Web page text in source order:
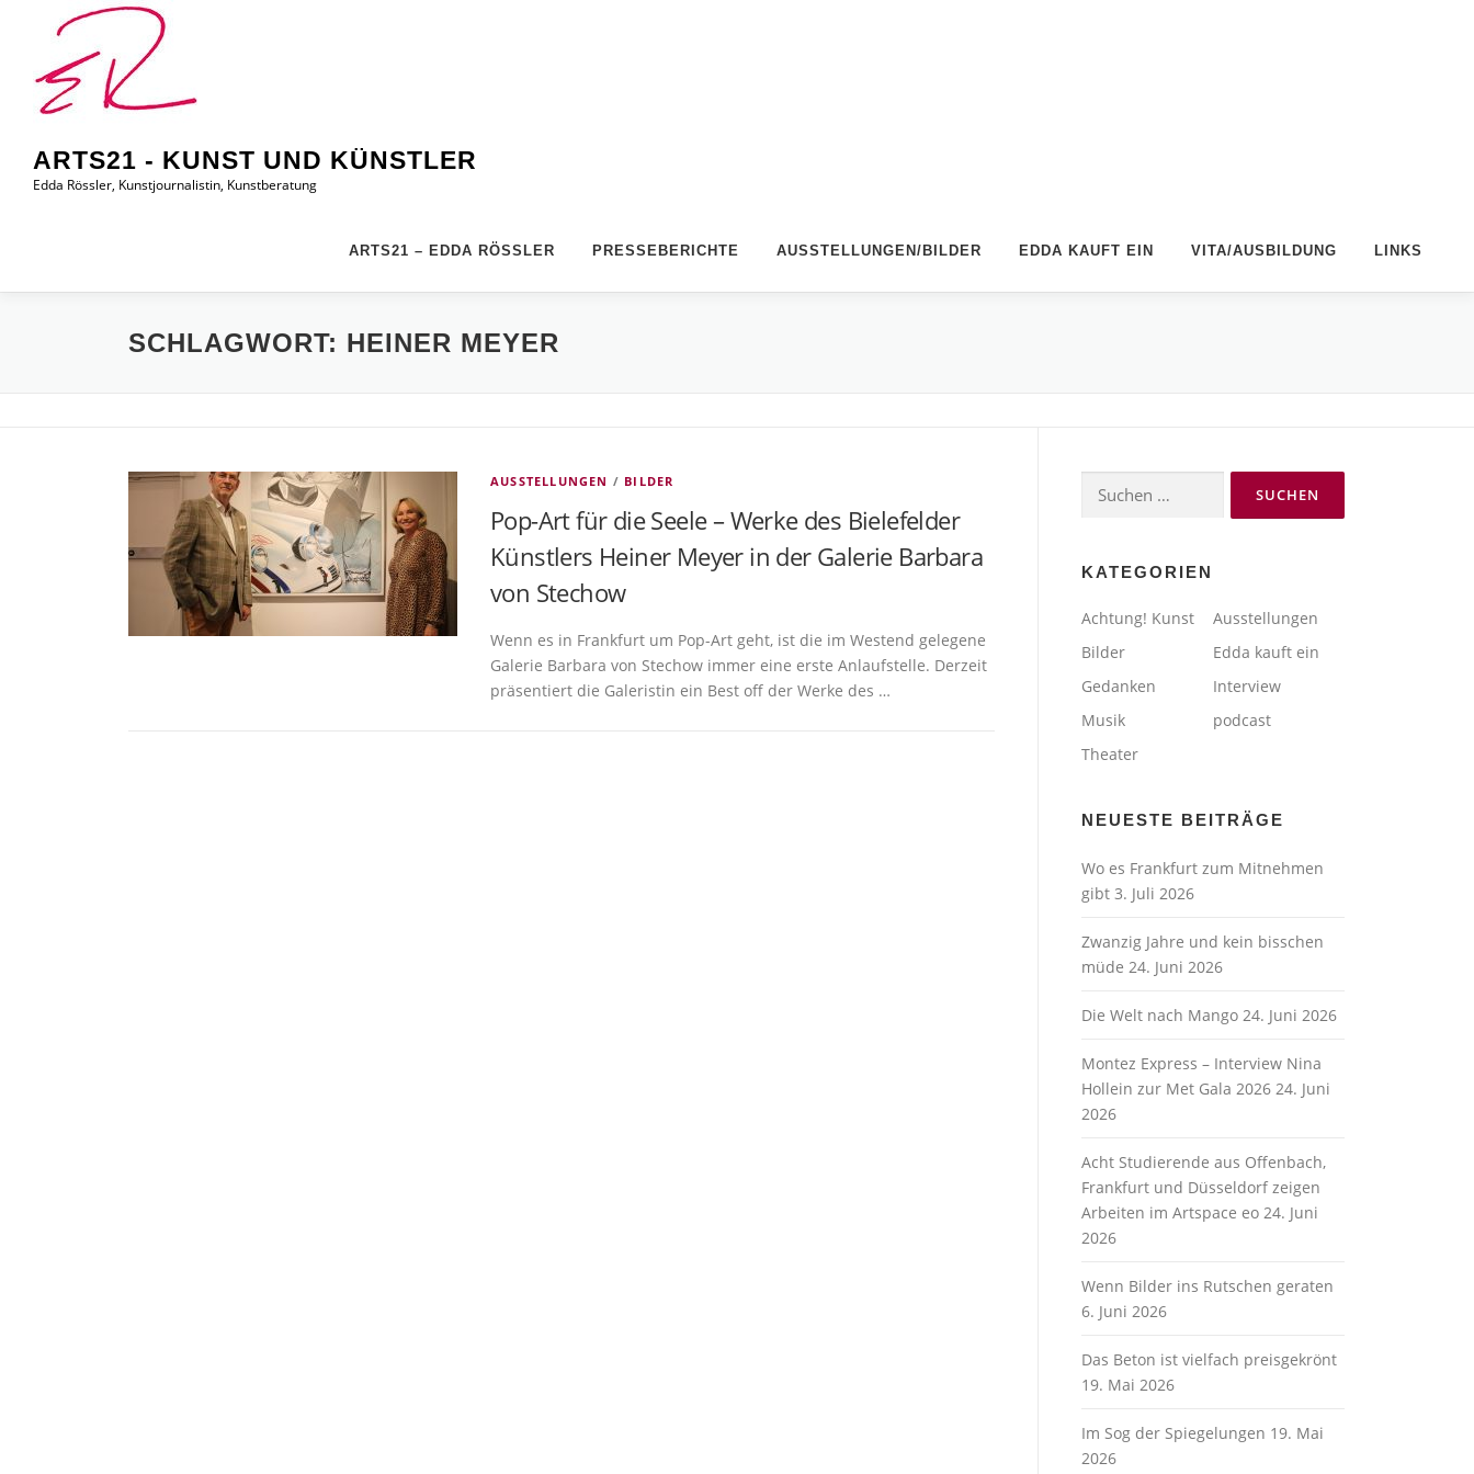
springen
ARTS21 - KUNST UND KÜNSTLER
Edda Rössler, Kunstjournalistin, Kunstberatung
ARTS21 – EDDA RÖSSLER PRESSEBERICHTE AUSSTELLUNGEN/BILDER EDDA KAUFT EIN VITA/AUSBILDUNG LINKS
SCHLAGWORT: HEINER MEYER
AUSSTELLUNGEN / BILDER
Pop-Art für die Seele – Werke des Bielefelder
Künstlers Heiner Meyer in der Galerie Barbara
von Stechow
Wenn es in Frankfurt um Pop-Art geht, ist die im Westend gelegene
Galerie Barbara von Stechow immer eine erste Anlaufstelle. Derzeit
präsentiert die Galeristin ein Best off der Werke des …
Suchen
nach:
KATEGORIEN
Achtung! Kunst
Ausstellungen
Bilder
Edda kauft ein
Gedanken
Interview
Musik
podcast
Theater
NEUESTE BEITRÄGE
Wo es Frankfurt zum Mitnehmen
gibt 3. Juli 2026
Zwanzig Jahre und kein bisschen
müde 24. Juni 2026
Die Welt nach Mango 24. Juni 2026
Montez Express – Interview Nina
Hollein zur Met Gala 2026 24. Juni
2026
Acht Studierende aus Offenbach,
Frankfurt und Düsseldorf zeigen
Arbeiten im Artspace eo 24. Juni
2026
Wenn Bilder ins Rutschen geraten
6. Juni 2026
Das Beton ist vielfach preisgekrönt
19. Mai 2026
Im Sog der Spiegelungen 19. Mai
2026